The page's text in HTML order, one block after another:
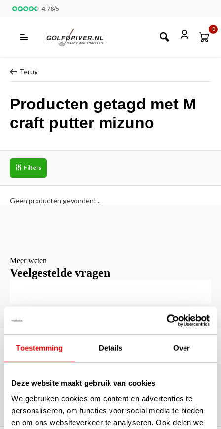
Toestemming Details Over
Deze website maakt gebruik van cookies
We gebruiken cookies om content en advertenties te
personaliseren, om functies voor social media te bieden
en om ons websiteverkeer te analyseren. Ook delen we
4.78/5
0
Terug
Producten getagd met M
craft putter mizuno
Filters
Geen producten gevonden!...
Meer weten
Veelgestelde vragen
Reviews: Onze klanten aan het
woord